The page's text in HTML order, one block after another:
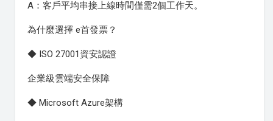
A：客戶平均串接上線時間僅需2個工作天。
為什麼選擇 e首發票？
◆ ISO 27001資安認證
企業級雲端安全保障
◆ Microsoft Azure架構